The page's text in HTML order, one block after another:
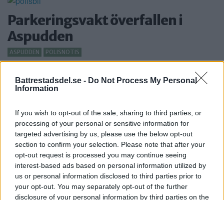
Battrestadsdel.se - Do Not Process My Personal
Information
If you wish to opt-out of the sale, sharing to third parties, or
processing of your personal or sensitive information for
targeted advertising by us, please use the below opt-out
section to confirm your selection. Please note that after your
opt-out request is processed you may continue seeing
interest-based ads based on personal information utilized by
us or personal information disclosed to third parties prior to
your opt-out. You may separately opt-out of the further
disclosure of your personal information by third parties on the
Parkeringsvakt överfallen i
Aspudden
ASPUDDEN POLISNOTIS
På måndagseftermiddagen kom ett överfallslarm
från en parkeringsvakt […]
Helena arrangerar standup i
Aspudden: Här hittar jag lokala
förmågor
ASPUDDEN